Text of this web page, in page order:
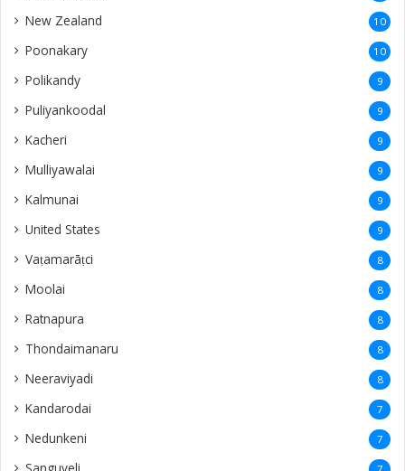
New Zealand 10
Poonakary 10
Polikandy 9
Puliyankoodal 9
Kacheri 9
Mulliyawalai 9
Kalmunai 9
United States 9
Vaṭamarāṭci 8
Moolai 8
Ratnapura 8
Thondaimanaru 8
Neeraviyadi 8
Kandarodai 7
Nedunkeni 7
Sanguveli